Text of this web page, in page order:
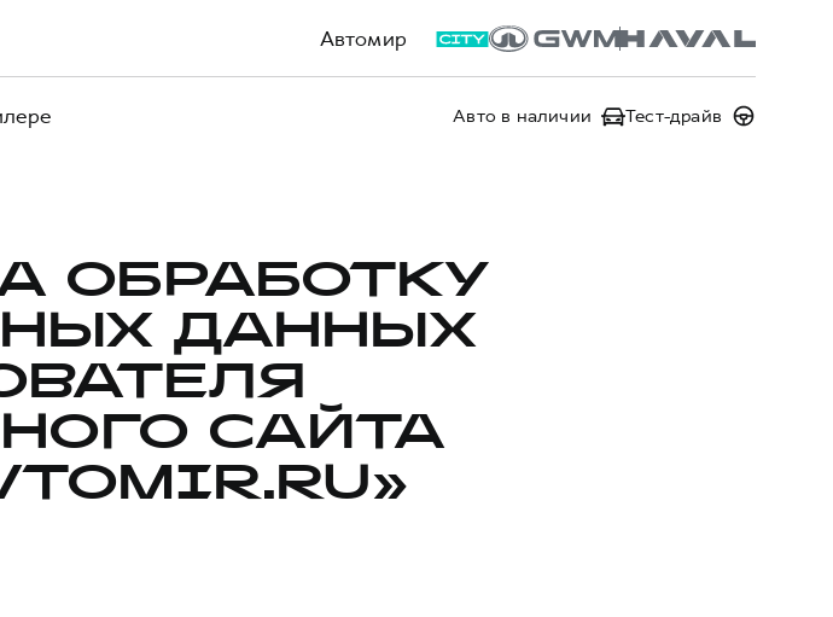
Автомир
Авто в наличии Тест-драйв
ОБРАБОТКУ
ДАННЫХ
САЙТА